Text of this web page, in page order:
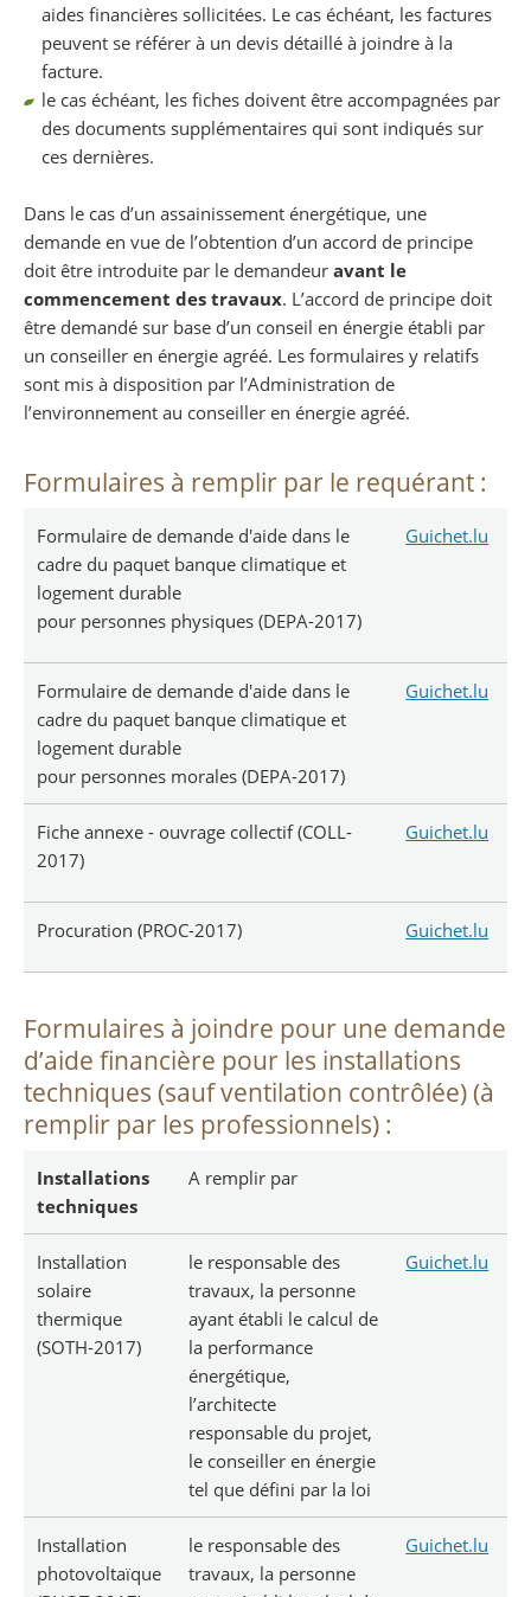
aides financières sollicitées. Le cas échéant, les factures
peuvent se référer à un devis détaillé à joindre à la
facture.
le cas échéant, les fiches doivent être accompagnées par
des documents supplémentaires qui sont indiqués sur
ces dernières.
Dans le cas d’un assainissement énergétique, une
demande en vue de l’obtention d’un accord de principe
doit être introduite par le demandeur avant le
commencement des travaux. L’accord de principe doit
être demandé sur base d’un conseil en énergie établi par
un conseiller en énergie agréé. Les formulaires y relatifs
sont mis à disposition par l’Administration de
l’environnement au conseiller en énergie agréé.
Formulaires à remplir par le requérant :
Formulaire de demande d'aide dans le
cadre du paquet banque climatique et
logement durable
pour personnes physiques (DEPA-2017)
Guichet.lu
Formulaire de demande d'aide dans le
cadre du paquet banque climatique et
logement durable
pour personnes morales (DEPA-2017)
Guichet.lu
Fiche annexe - ouvrage collectif (COLL-
2017)
Guichet.lu
Procuration (PROC-2017) Guichet.lu
Formulaires à joindre pour une demande
d’aide financière pour les installations
techniques (sauf ventilation contrôlée) (à
remplir par les professionnels) :
Installations
techniques
A remplir par
Installation
solaire
thermique
(SOTH-2017)
le responsable des
travaux, la personne
ayant établi le calcul de
la performance
énergétique,
l’architecte
responsable du projet,
le conseiller en énergie
tel que défini par la loi
Guichet.lu
Installation
photovoltaïque
le responsable des
travaux, la personne
Guichet.lu